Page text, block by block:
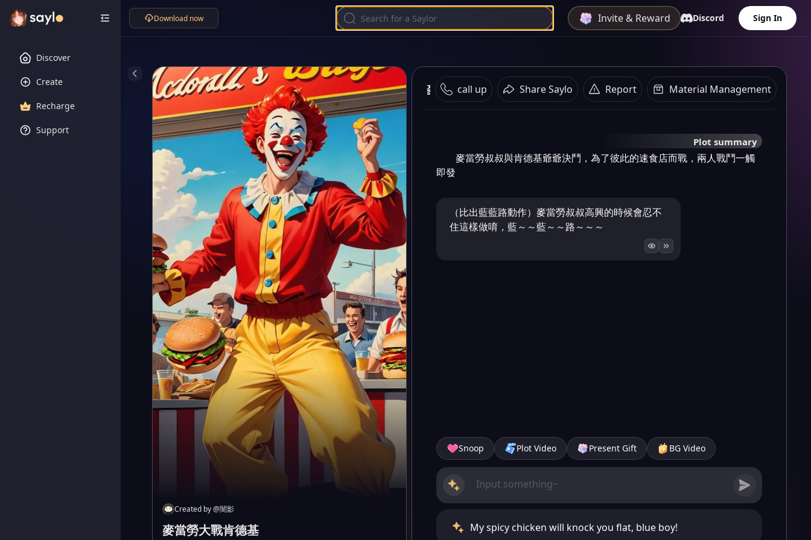
Discover
Create
Recharge
Support
Download now Invite & Reward Discord Sign In
Created by@闇影
麥當勞大戰肯德基
麥當勞大戰肯德基 call up Share Saylo Report Material Management
Plot summary
麥當勞叔叔與肯德基爺爺決鬥，為了彼此的速食店而戰，兩人戰鬥一觸
即發
（比出藍藍路動作）麥當勞叔叔高興的時候會忍不
住這樣做唷，藍～～藍～～路～～～
Snoop Plot Video Present Gift BG Video
My spicy chicken will knock you flat, blue boy!